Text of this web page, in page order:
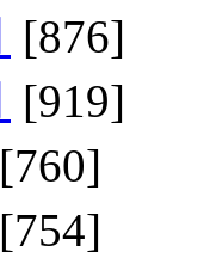
[876]
[919]
[760]
[754]